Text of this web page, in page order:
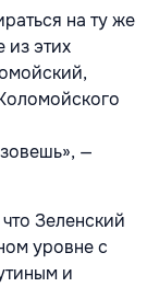
на ту же
из этих
—
Зеленский
уровне с
и